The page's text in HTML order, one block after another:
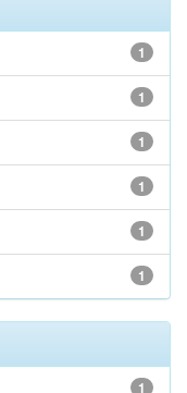
1
1
1
1
1
1
1